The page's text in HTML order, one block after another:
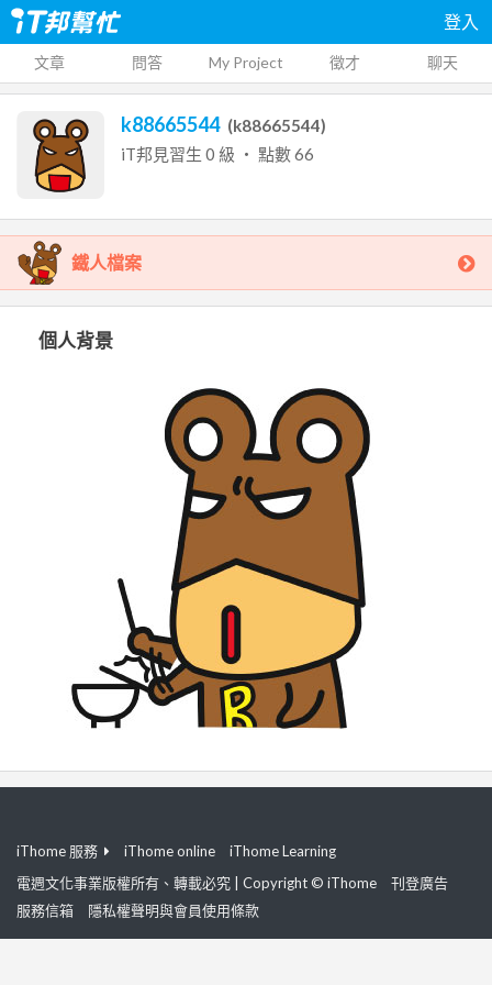
登入
文章 問答 My Project 徵才 聊天
k88665544 (k88665544)
iT邦見習生 0 級 ‧ 點數66
鐵人檔案
個人背景
iThome 服務 iThome online
iThome Learning
電週文化事業版權所有、轉載必究 | Copyright © iThome
刊登廣告
服務信箱
隱私權聲明與會員使用條款